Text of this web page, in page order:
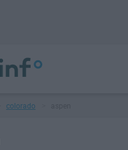
colorado